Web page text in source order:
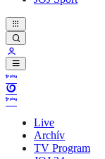
Live
Archív
TV Program